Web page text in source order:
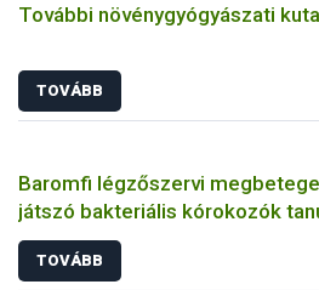
További növénygyógyászati
TOVÁBB
Baromfi légzőszervi
játszó bakteriális kórokozók
TOVÁBB